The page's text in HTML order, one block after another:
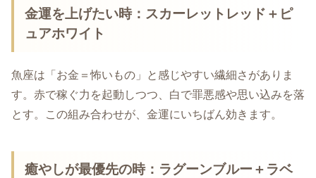
金運を上げたい時：スカーレットレッド＋ピ
ュアホワイト
魚座は「お金＝怖いもの」と感じやすい繊細さがありま
す。赤で稼ぐ力を起動しつつ、白で罪悪感や思い込みを落
とす。この組み合わせが、金運にいちばん効きます。
癒やしが最優先の時：ラグーンブルー＋ラベ